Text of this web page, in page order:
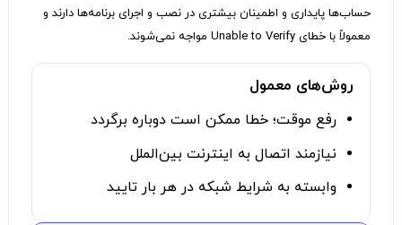
حساب‌ها پایداری و اطمینان بیشتری در نصب و اجرای برنامه‌ها دارند و
معمولاً با خطای Unable to Verify مواجه نمی‌شوند.
روش‌های معمول
رفع موقت؛ خطا ممکن است دوباره برگردد
نیازمند اتصال به اینترنت بین‌الملل
وابسته به شرایط شبکه در هر بار تایید